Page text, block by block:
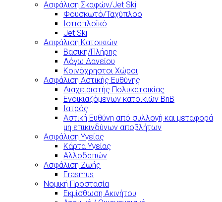
Ασφάλιση Σκαφών/Jet Ski
Φουσκωτό/Ταχύπλοο
Ιστιοπλοϊκό
Jet Ski
Ασφάλιση Κατοικιών
Βασική/Πλήρης
Λόγω Δανείου
Κοινόχρηστοι Χώροι
Ασφάλιση Αστικής Ευθύνης
Διαχειριστής Πολυκατοικίας
Ενοικιαζόμενων κατοικιών BnB
Ιατρός
Αστική Ευθύνη από συλλογή και μεταφορά
μη επικινδύνων αποβλήτων
Ασφάλιση Υγείας
Κάρτα Υγείας
Αλλοδαπών
Ασφάλιση Ζωής
Erasmus
Νομική Προστασία
Εκμίσθωση Ακινήτου